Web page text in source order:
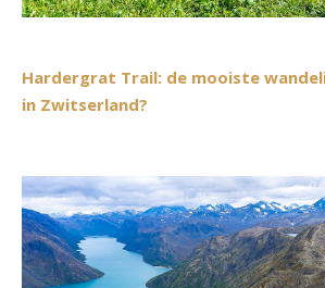
Hardergrat Trail: de mooiste
in Zwitserland?